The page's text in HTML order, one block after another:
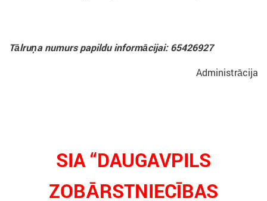
Tālruņa numurs papildu informācijai: 65426927
Administrācija
SIA “DAUGAVPILS
ZOBĀRSTNIECĪBAS